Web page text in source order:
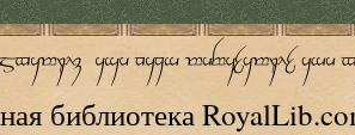
библиотека